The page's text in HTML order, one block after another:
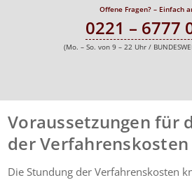
Offene Fragen? – Einfach
0221 – 6777
(Mo. – So. von 9 – 22 Uhr /
Voraussetzungen für
der Verfahrenskosten
Die Stundung der Verfahrenskosten